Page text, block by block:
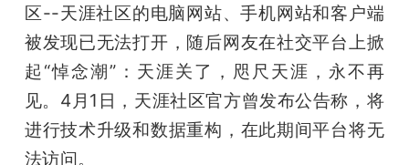
开
课
区--天涯社区的电脑网站、手机网站和客户端
被发现已无法打开，随后网友在社交平台上掀
起“悼念潮”：天涯关了，咫尺天涯，永不再
见。4月1日，天涯社区官方曾发布公告称，将
进行技术升级和数据重构，在此期间平台将无
法访问。